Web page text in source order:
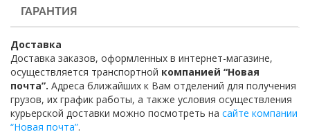
ГАРАНТИЯ
Доставка
Доставка заказов, оформленных в интернет-магазине,
осуществляется транспортной компанией “Новая
почта”. Адреса ближайших к Вам отделений для получения
грузов, их график работы, а также условия осуществления
курьерской доставки можно посмотреть на сайте компании
“Новая почта”.